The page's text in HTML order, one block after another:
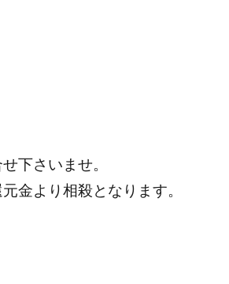
下さいませ。
金より相殺となります。